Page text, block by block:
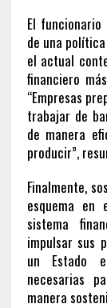
El
de una
el actual
financiero
“Empresas
trabajar de
de manera
producir”,
Finalmente,
esquema en
sistema
impulsar sus
un Estado
necesarias
manera